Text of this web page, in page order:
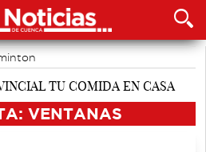
VENTANAS